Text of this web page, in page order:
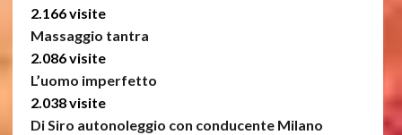
2.166 visite
Massaggio tantra
2.086 visite
L’uomo imperfetto
2.038 visite
Di Siro autonoleggio con conducente Milano